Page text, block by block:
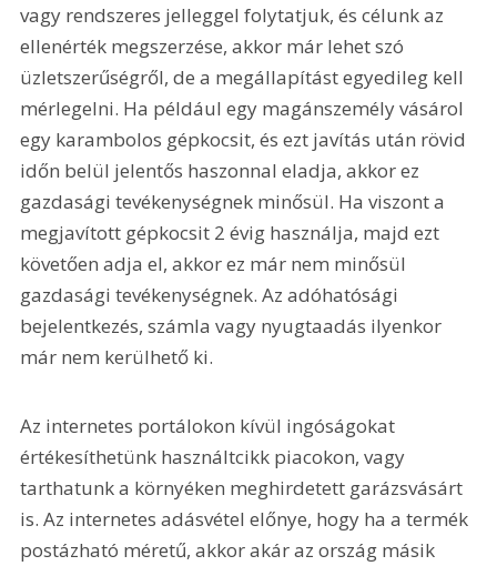
vagy rendszeres jelleggel folytatjuk, és célunk az
ellenérték megszerzése, akkor már lehet szó
üzletszerűségről, de a megállapítást egyedileg kell
mérlegelni. Ha például egy magánszemély vásárol
egy karambolos gépkocsit, és ezt javítás után rövid
időn belül jelentős haszonnal eladja, akkor ez
gazdasági tevékenységnek minősül. Ha viszont a
megjavított gépkocsit 2 évig használja, majd ezt
követően adja el, akkor ez már nem minősül
gazdasági tevékenységnek. Az adóhatósági
bejelentkezés, számla vagy nyugtaadás ilyenkor
már nem kerülhető ki.
Az internetes portálokon kívül ingóságokat
értékesíthetünk használtcikk piacokon, vagy
tarthatunk a környéken meghirdetett garázsvásárt
is. Az internetes adásvétel előnye, hogy ha a termék
postázható méretű, akkor akár az ország másik